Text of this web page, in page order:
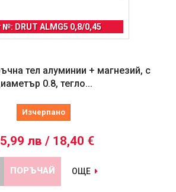
№: DRUT ALMG5 0,8/0,45
тел алуминии + магнезий, с
0.8, тегло...
Изчерпано
лв / 18,40 €
ПОРЪЧАЙ ОЩЕ